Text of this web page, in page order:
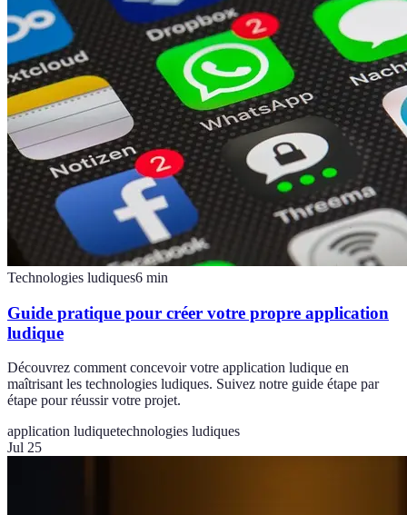
Technologies ludiques6 min
Guide pratique pour créer votre propre application
ludique
Découvrez comment concevoir votre application ludique en
maîtrisant les technologies ludiques. Suivez notre guide étape par
étape pour réussir votre projet.
application ludiquetechnologies ludiques
Jul 25